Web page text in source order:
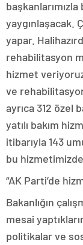
yaygınlaşacak.
yapar.
rehabilitasyon
hizmet
ve
ayrıca 312 özel
yatılı bakım
itibarıyla 143
bu
“AK Parti’de
Bakanlığın
mesai
politikalar ve